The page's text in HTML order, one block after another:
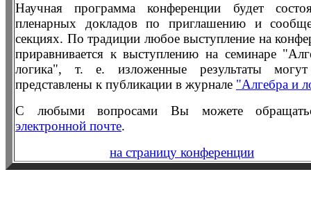
Научная программа конференции будет
пленарных докладов по приглашению и
секциях. По традиции любое выступление на
приравнивается к выступлению на семинаре
логика", т. е. изложенные результаты
представлены к публикации в журнале "Алгебра и
С любыми вопросами Вы можете
электронной почте.
на страницу конференции